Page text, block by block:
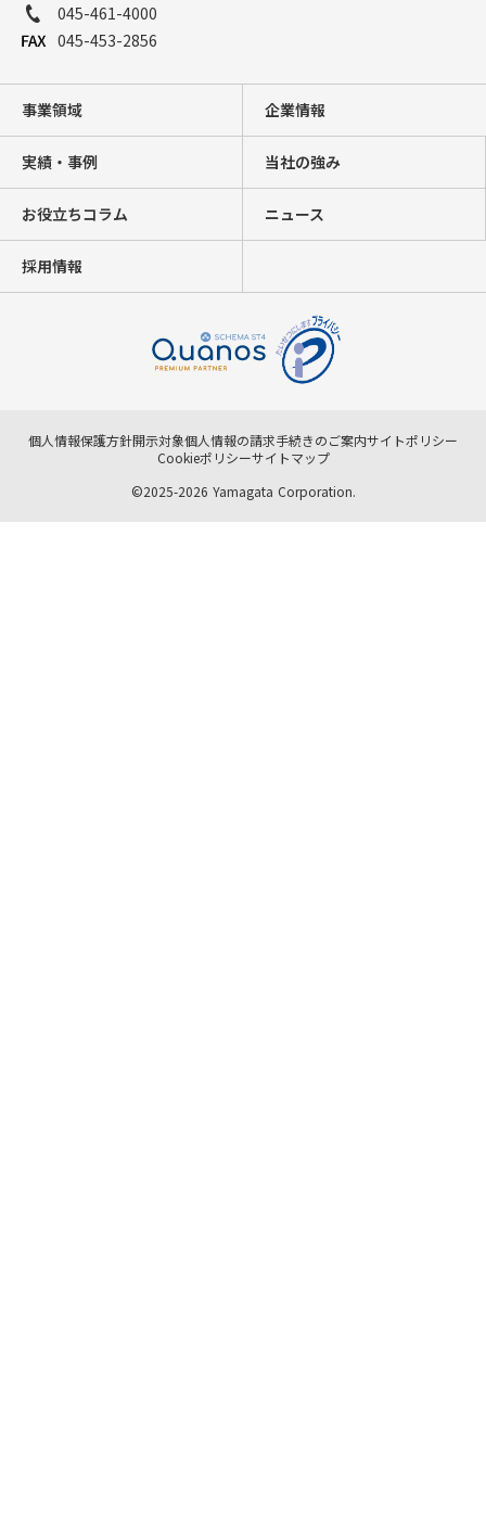
045-461-4000
045-453-2856
事業領域 企業情報
実績・事例 当社の強み
お役立ちコラム ニュース
採用情報
個人情報保護方針開示対象個人情報の請求手続きのご案内サイトポリシー
Cookieポリシーサイトマップ
©2025-2026 Yamagata Corporation.